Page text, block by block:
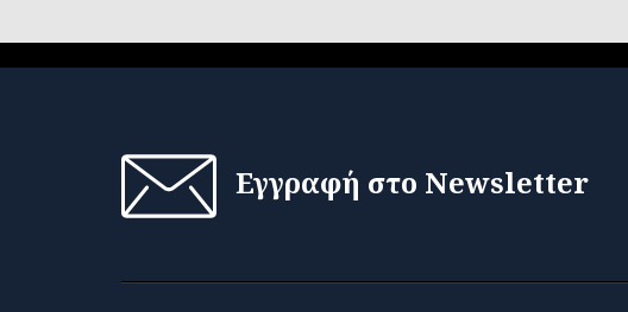
Εγγραφή στο Newsletter